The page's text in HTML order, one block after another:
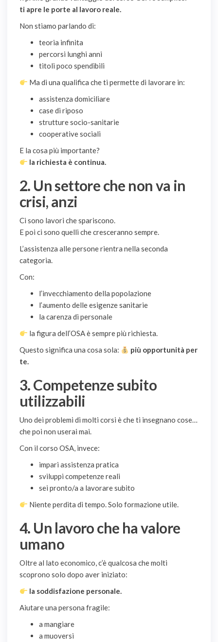
ti apre le porte al lavoro reale.
Non stiamo parlando di:
teoria infinita
percorsi lunghi anni
titoli poco spendibili
Ma di una qualifica che ti permette di lavorare in:
assistenza domiciliare
case di riposo
strutture socio-sanitarie
cooperative sociali
E la cosa più importante?
la richiesta è continua.
2. Un settore che non va in
crisi, anzi
Ci sono lavori che spariscono.
E poi ci sono quelli che cresceranno sempre.
L’assistenza alle persone rientra nella seconda
categoria.
Con:
l’invecchiamento della popolazione
l’aumento delle esigenze sanitarie
la carenza di personale
la figura dell’OSA è sempre più richiesta.
Questo significa una cosa sola:
più opportunità per
te.
3. Competenze subito
utilizzabili
Uno dei problemi di molti corsi è che ti insegnano cose…
che poi non userai mai.
Con il corso OSA, invece:
impari assistenza pratica
sviluppi competenze reali
sei pronto/a a lavorare subito
Niente perdita di tempo. Solo formazione utile.
4. Un lavoro che ha valore
umano
Oltre al lato economico, c’è qualcosa che molti
scoprono solo dopo aver iniziato:
la soddisfazione personale.
Aiutare una persona fragile:
a mangiare
a muoversi